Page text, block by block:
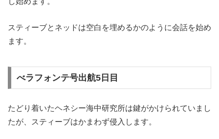
スティーブとネッドは空白を埋めるかのように会話を始め
ます。
べラフォンテ号出航5日目
たどり着いたヘネシー海中研究所は鍵がかけられていまし
たが、スティーブはかまわず侵入します。